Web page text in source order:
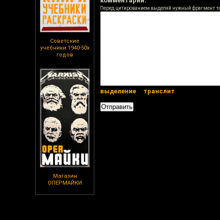
Советские
учебники 1940-50х
годов
Магазин
ОПЕРМАЙКИ
Перед цитированием выделяй нужный фрагмент
выделение транслит